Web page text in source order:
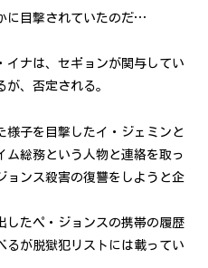
に目撃されていたのだ…
イナは、セギョンが関与してい
、否定される。
様子を目撃したイ・ジェミンと
ム総務という人物と連絡を取っ
ョンス殺害の復讐をしようと企
したペ・ジョンスの携帯の履歴
るが脱獄犯リストには載ってい